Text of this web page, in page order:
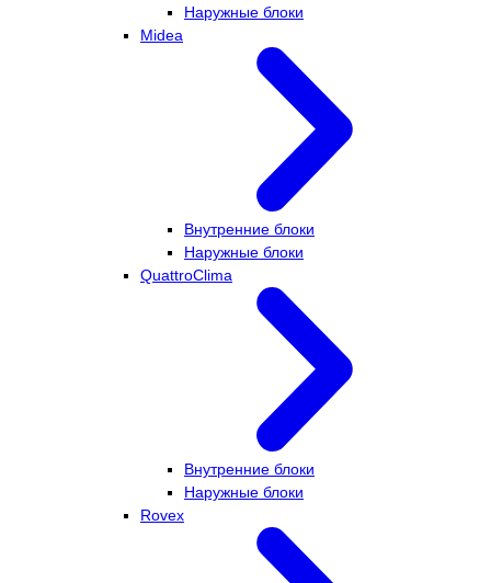
Наружные блоки
Midea
Внутренние блоки
Наружные блоки
QuattroClima
Внутренние блоки
Наружные блоки
Rovex